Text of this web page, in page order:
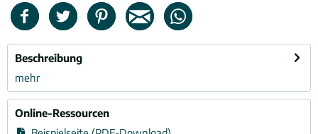
Beschreibung
mehr
Online-Ressourcen